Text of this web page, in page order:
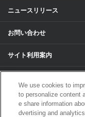
ニュースリリース
お問い合わせ
サイト利用案内
個人情報のお取扱いについ
We use cookies to
to personalize content
e share information
dvertising and